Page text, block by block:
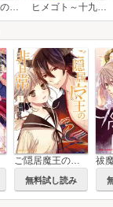
恋は雨上がりのように ヒメゴト～十九歳の制服～
ご隠居魔王の非日常
無料試し読み